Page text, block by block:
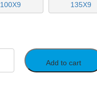
100X9 135X9
Add to cart